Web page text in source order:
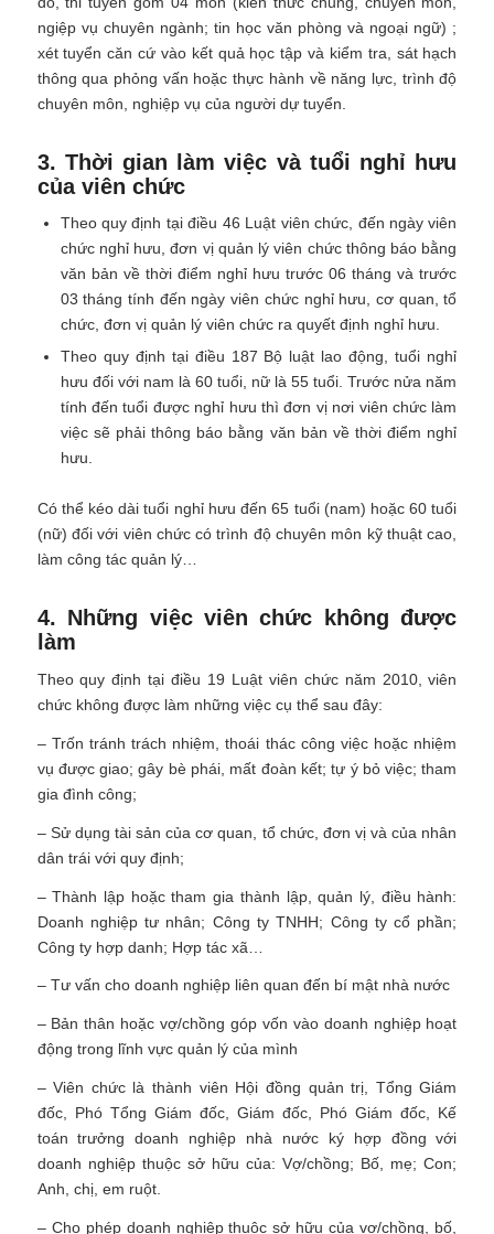
ngiệp vụ chuyên ngành; tin học văn phòng và ngoại ngữ) ;
xét tuyển căn cứ vào kết quả học tập và kiểm tra, sát hạch
thông qua phỏng vấn hoặc thực hành về năng lực, trình độ
chuyên môn, nghiệp vụ của người dự tuyển.
3. Thời gian làm việc và tuổi nghỉ hưu
của viên chức
Theo quy định tại điều 46 Luật viên chức, đến ngày viên
chức nghỉ hưu, đơn vị quản lý viên chức thông báo bằng
văn bản về thời điểm nghỉ hưu trước 06 tháng và trước
03 tháng tính đến ngày viên chức nghỉ hưu, cơ quan, tổ
chức, đơn vị quản lý viên chức ra quyết định nghỉ hưu.
Theo quy định tại điều 187 Bộ luật lao động, tuổi nghỉ
hưu đối với nam là 60 tuổi, nữ là 55 tuổi. Trước nửa năm
tính đến tuổi được nghỉ hưu thì đơn vị nơi viên chức làm
việc sẽ phải thông báo bằng văn bản về thời điểm nghỉ
hưu.
Có thể kéo dài tuổi nghỉ hưu đến 65 tuổi (nam) hoặc 60 tuổi
(nữ) đối với viên chức có trình độ chuyên môn kỹ thuật cao,
làm công tác quản lý…
4. Những việc viên chức không được
làm
Theo quy định tại điều 19 Luật viên chức năm 2010, viên
chức không được làm những việc cụ thể sau đây:
– Trốn tránh trách nhiệm, thoái thác công việc hoặc nhiệm
vụ được giao; gây bè phái, mất đoàn kết; tự ý bỏ việc; tham
gia đình công;
– Sử dụng tài sản của cơ quan, tổ chức, đơn vị và của nhân
dân trái với quy định;
– Thành lập hoặc tham gia thành lập, quản lý, điều hành:
Doanh nghiệp tư nhân; Công ty TNHH; Công ty cổ phần;
Công ty hợp danh; Hợp tác xã…
– Tư vấn cho doanh nghiệp liên quan đến bí mật nhà nước
– Bản thân hoặc vợ/chồng góp vốn vào doanh nghiệp hoạt
động trong lĩnh vực quản lý của mình
– Viên chức là thành viên Hội đồng quản trị, Tổng Giám
đốc, Phó Tổng Giám đốc, Giám đốc, Phó Giám đốc, Kế
toán trưởng doanh nghiệp nhà nước ký hợp đồng với
doanh nghiệp thuộc sở hữu của: Vợ/chồng; Bố, mẹ; Con;
Anh, chị, em ruột.
– Cho phép doanh nghiệp thuộc sở hữu của vợ/chồng, bố,